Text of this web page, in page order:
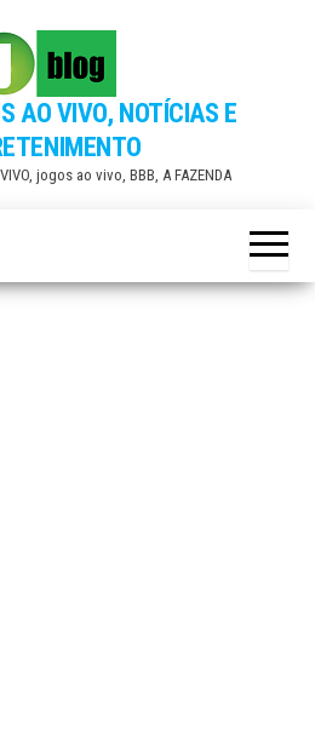
AO VIVO, NOTÍCIAS E
jogos ao vivo, BBB, A FAZENDA